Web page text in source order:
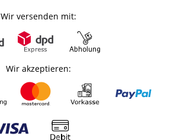
Wir versenden mit:
Wir akzeptieren: